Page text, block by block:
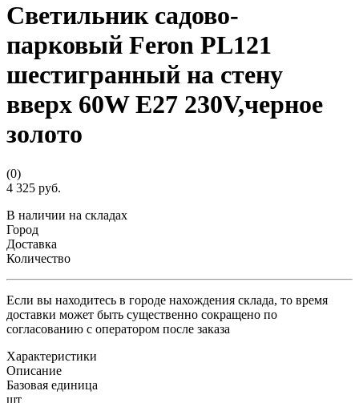
Светильник садово-
парковый Feron PL121
шестигранный на стену
вверх 60W E27 230V,черное
золото
(0)
4 325 руб.
В наличии на складах
Город
Доставка
Количество
Если вы находитесь в городе нахождения склада, то время
доставки может быть существенно сокращено по
согласованию с оператором после заказа
Характеристики
Описание
Базовая единица
шт